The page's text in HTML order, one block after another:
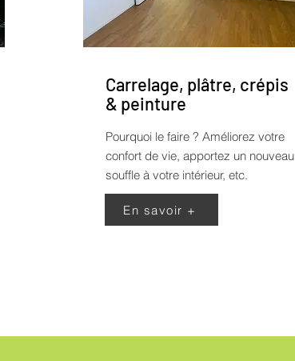
Carrelage, plâtre, crépis
& peinture
Pourquoi le faire ? Améliorez votre
confort de vie, apportez un nouveau
souffle à votre intérieur, etc.
En savoir +